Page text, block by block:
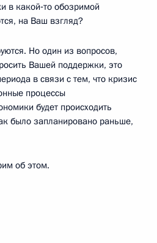
в какой‑то обозримой
на Ваш взгляд?
Но один из вопросов,
Вашей поддержки, это
в связи с тем, что кризис
процессы
будет происходить
было запланировано раньше,
об этом.